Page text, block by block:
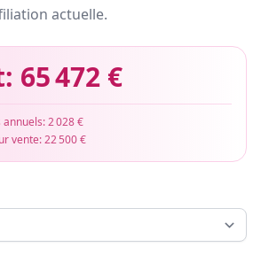
actuelle.
65 472 €
annuels:2 028 €
vente:22 500 €